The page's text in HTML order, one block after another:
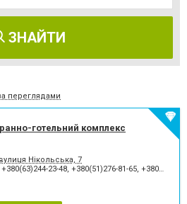
ЗНАЙТИ
переглядами
готельний комплекс
Нікольська, 7
+380(63)244-23-48, +380(51)276-81-65, +380(93)361-03-37